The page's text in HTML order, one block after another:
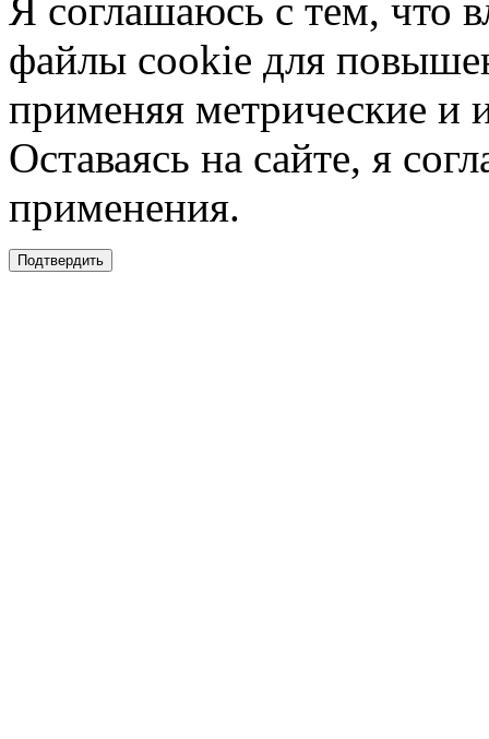
Я соглашаюсь с тем, что
файлы cookie для
применяя метрические и
Оставаясь на сайте, я
применения.
Подтвердить